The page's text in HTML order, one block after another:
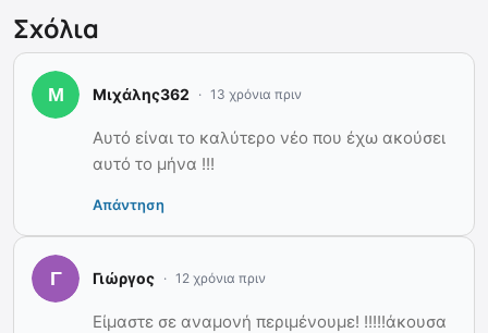
Σχόλια
Μιχάλης362 13 χρόνια πριν
Αυτό είναι το καλύτερο νέο που έχω ακούσει
αυτό το μήνα !!!
Απάντηση
Γιώργος 12 χρόνια πριν
Είμαστε σε αναμονή περιμένουμε! !!!!!άκουσα